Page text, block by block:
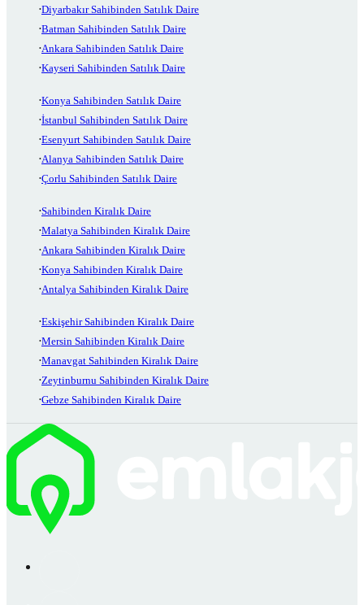
Diyarbakır Sahibinden Satılık Daire
Batman Sahibinden Satılık Daire
Ankara Sahibinden Satılık Daire
Kayseri Sahibinden Satılık Daire
Konya Sahibinden Satılık Daire
İstanbul Sahibinden Satılık Daire
Esenyurt Sahibinden Satılık Daire
Alanya Sahibinden Satılık Daire
Çorlu Sahibinden Satılık Daire
Sahibinden Kiralık Daire
Malatya Sahibinden Kiralık Daire
Ankara Sahibinden Kiralık Daire
Konya Sahibinden Kiralık Daire
Antalya Sahibinden Kiralık Daire
Eskişehir Sahibinden Kiralık Daire
Mersin Sahibinden Kiralık Daire
Manavgat Sahibinden Kiralık Daire
Zeytinburnu Sahibinden Kiralık Daire
Gebze Sahibinden Kiralık Daire